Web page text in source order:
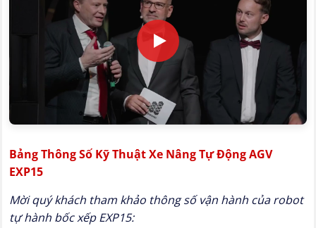
Bảng Thông Số Kỹ Thuật Xe Nâng Tự Động AGV
EXP15
Mời quý khách tham khảo thông số vận hành của robot
tự hành bốc xếp EXP15: